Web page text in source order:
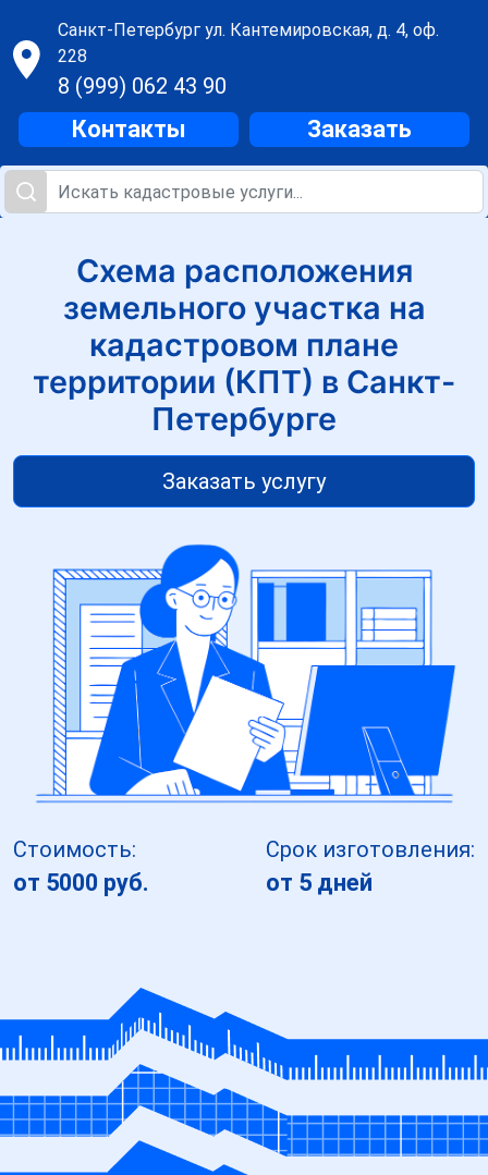
Санкт-Петербургул. Кантемировская, д. 4, оф.
228
8 (999) 062 43 90
Контакты Заказать
Схема расположения
земельного участка на
кадастровом плане
территории (КПТ) в Санкт-
Петербурге
Заказать услугу
Стоимость:
от 5000 руб.
Срок изготовления:
от 5 дней